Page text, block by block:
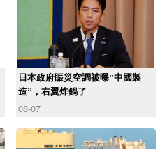
日本政府賑災空調被曝“中國製
造”，右翼炸鍋了
08-07